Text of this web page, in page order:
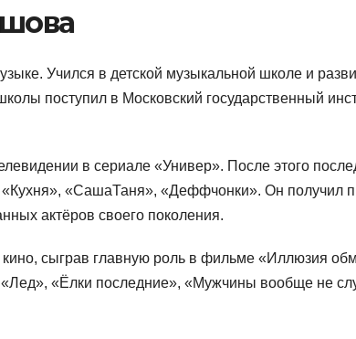
Учился в детской музыкальной школе и
поступил в Московский государственный
в сериале «Универ». После этого
«Кухня», «СашаТаня», «Деффчонки». Он получил
актёров своего поколения.
сыграв главную роль в фильме «Иллюзия
«Лед», «Ёлки последние», «Мужчины вообще не